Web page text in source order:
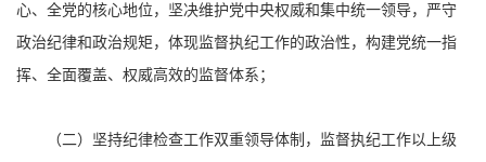
心、全党的核心地位，坚决维护党中央权威和集中统一领导，严守
政治纪律和政治规矩，体现监督执纪工作的政治性，构建党统一指
挥、全面覆盖、权威高效的监督体系；
（二）坚持纪律检查工作双重领导体制，监督执纪工作以上级